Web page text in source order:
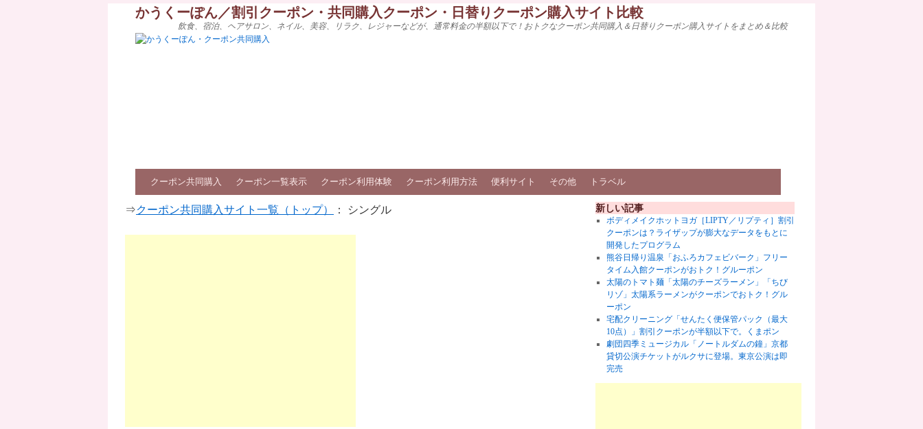
かうくーぽん／割引クーポン・共同購入クーポン・日替りクーポン購入サイト比較
飲食、宿泊、ヘアサロン、ネイル、美容、リラク、レジャーなどが、通常料金の半額以下で！おトクなクーポン共同購入＆日替りクーポン購入サイトをまとめ＆比較
クーポン共同購入 クーポン一覧表示 クーポン利用体験 クーポン利用方法 便利サイト その他 トラベル
⇒クーポン共同購入サイト一覧（トップ） ： シングル 新しい記事
ボディメイクホットヨガ［LIPTY／リプティ］割引
クーポンは？ライザップが膨大なデータをもとに
開発したプログラム
熊谷日帰り温泉「おふろカフェビバーク」フリー
タイム入館クーポンがおトク！グルーポン
太陽のトマト麺「太陽のチーズラーメン」「ちび
リゾ」太陽系ラーメンがクーポンでおトク！グル
ーポン
宅配クリーニング「せんたく便保管パック（最大
10点）」割引クーポンが半額以下で。くまポン
劇団四季ミュージカル「ノートルダムの鐘」京都
貸切公演チケットがルクサに登場。東京公演は即
完売